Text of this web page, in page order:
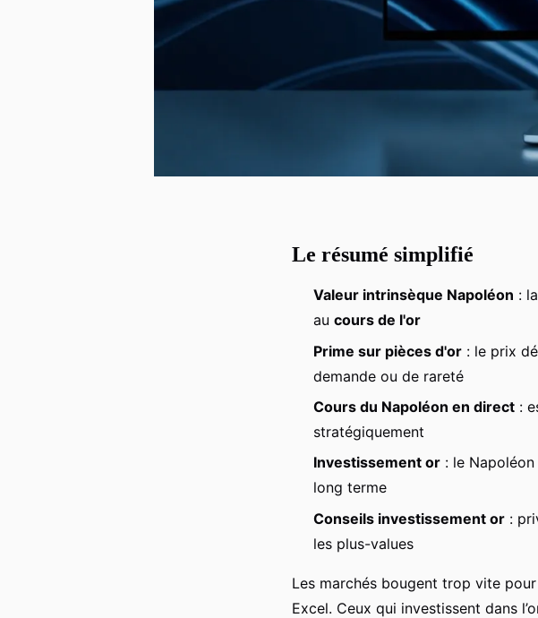
Le résumé simplifié
Valeur intrinsèque Napoléon :
au cours de l'or
Prime sur pièces d'or : le prix
demande ou de rareté
Cours du Napoléon en direct :
stratégiquement
Investissement or : le
long terme
Conseils investissement or :
les plus-values
Les marchés bougent trop vite
Excel. Ceux qui investissent dans